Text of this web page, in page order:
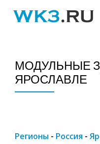
МОДУЛЬНЫЕ
ЯРОСЛАВЛЕ
Регионы - Россия -